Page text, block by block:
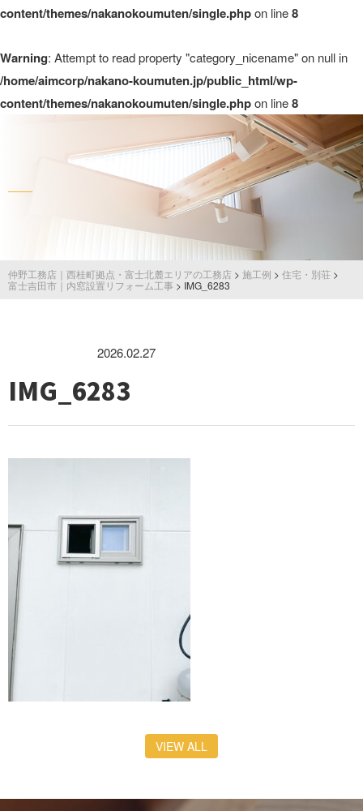
content/themes/nakanokoumuten/single.phpon line8
Warning: Attempt to read property "category_nicename" on null in
/home/aimcorp/nakano-koumuten.jp/public_html/wp-
content/themes/nakanokoumuten/single.phpon line8
仲野工務店｜西桂町拠点・富士北麓エリアの工務店 > 施工例 > 住宅・別荘 >
富士吉田市｜内窓設置リフォーム工事 > IMG_6283
2026.02.27
IMG_6283
VIEW ALL